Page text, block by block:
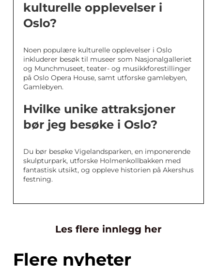
kulturelle opplevelser i
Oslo?
Noen populære kulturelle opplevelser i Oslo
inkluderer besøk til museer som Nasjonalgalleriet
og Munchmuseet, teater- og musikkforestillinger
på Oslo Opera House, samt utforske gamlebyen,
Gamlebyen.
Hvilke unike attraksjoner
bør jeg besøke i Oslo?
Du bør besøke Vigelandsparken, en imponerende
skulpturpark, utforske Holmenkollbakken med
fantastisk utsikt, og oppleve historien på Akershus
festning.
Les flere innlegg her
Flere nyheter